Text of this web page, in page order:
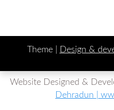
Theme | Design &
Website Designed &
Dehradun |